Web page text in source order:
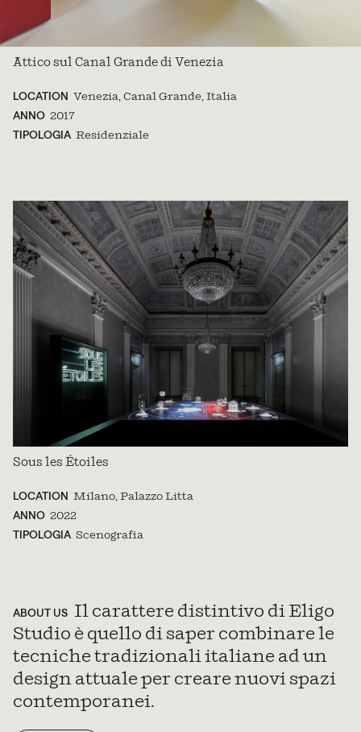
Attico sul Canal Grande di Venezia
LOCATION Venezia, Canal Grande, Italia
ANNO 2017
TIPOLOGIA Residenziale
Sous les Étoiles
LOCATION Milano, Palazzo Litta
ANNO 2022
TIPOLOGIA Scenografia
ABOUT US Il carattere distintivo di Eligo
Studio è quello di saper combinare le
tecniche tradizionali italiane ad un
design attuale per creare nuovi spazi
contemporanei.